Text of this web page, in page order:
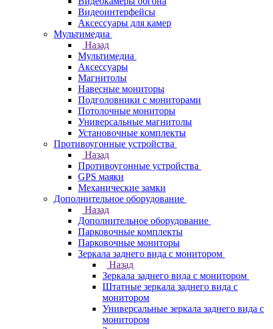
Видеоинтерфейсы
Аксессуары для камер
Мультимедиа
Назад
Мультимедиа
Аксессуары
Магнитолы
Навесные мониторы
Подголовники с мониторами
Потолочные мониторы
Универсальные магнитолы
Установочные комплекты
Противоугонные устройства
Назад
Противоугонные устройства
GPS маяки
Механические замки
Дополнительное оборудование
Назад
Дополнительное оборудование
Парковочные комплекты
Парковочные мониторы
Зеркала заднего вида с монитором
Назад
Зеркала заднего вида с монитором
Штатные зеркала заднего вида с
монитором
Универсальные зеркала заднего вида с
монитором